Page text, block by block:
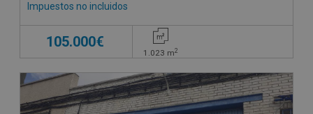
Impuestos no incluidos
105.000€
1.023 m2
CONDICIONES ESPECIALES